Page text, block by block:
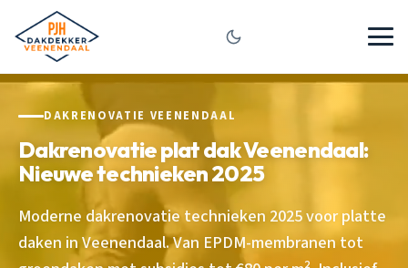
DAKRENOVATIE VEENENDAAL
Dakrenovatie plat dak Veenendaal:
Nieuwe technieken 2025
Moderne dakrenovatie technieken 2025 voor platte
daken in Veenendaal. Van EPDM-membranen tot